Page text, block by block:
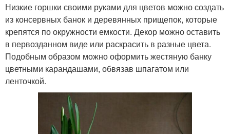
Низкие горшки своими руками для цветов можно создать
из консервных банок и деревянных прищепок, которые
крепятся по окружности емкости. Декор можно оставить
в первозданном виде или раскрасить в разные цвета.
Подобным образом можно оформить жестяную банку
цветными карандашами, обвязав шпагатом или
ленточкой.